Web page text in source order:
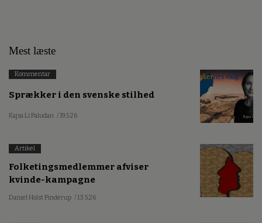
Mest læste
Kommentar
Sprækker i den svenske stilhed
Kajsa Li Paludan / 19.5.26
Artikel
Folketingsmedlemmer afviser
kvinde-kampagne
Daniel Holst Pinderup / 13.5.26